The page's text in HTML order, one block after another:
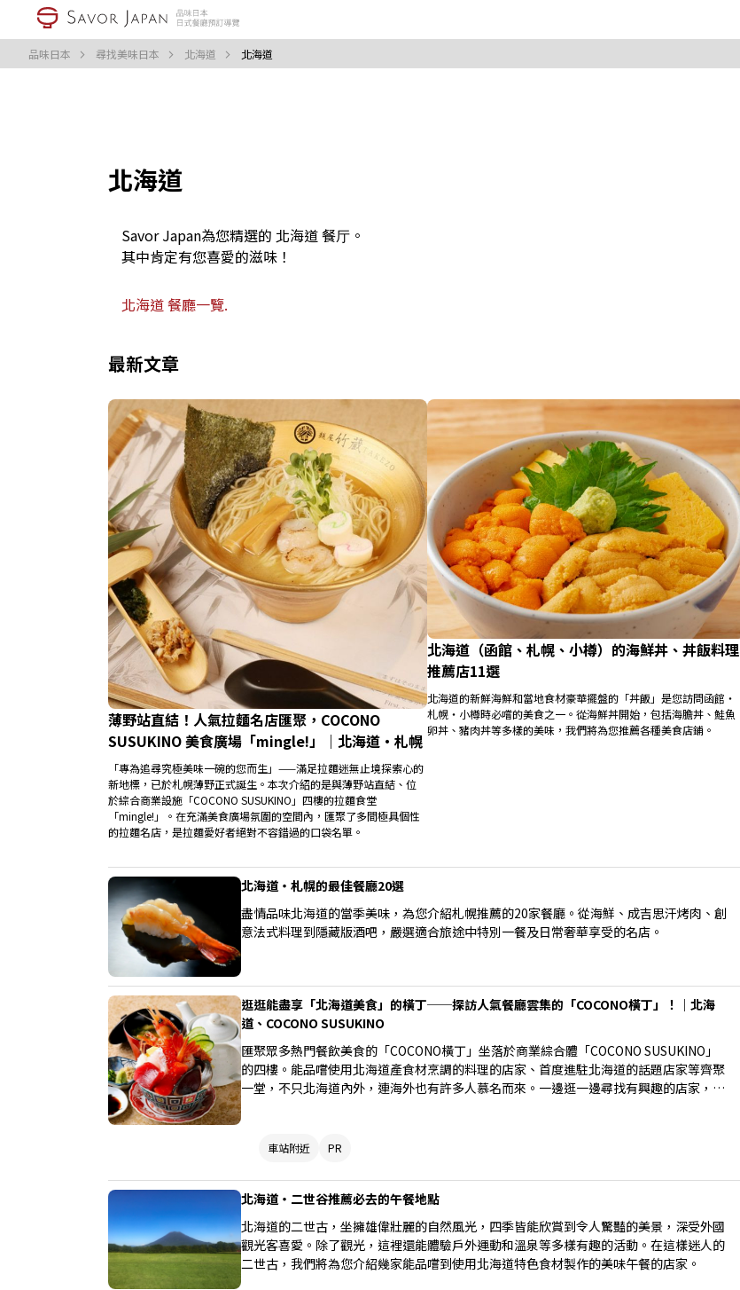
品味日本 尋找美味日本 北海道 北海道
北海道
Savor Japan為您精選的 北海道 餐厅。
其中肯定有您喜愛的滋味！
北海道 餐廳一覽.
最新文章
薄野站直結！人氣拉麵名店匯聚，COCONO
SUSUKINO 美食廣場「mingle!」｜北海道・札幌
「專為追尋究極美味一碗的您而生」——滿足拉麵迷無止境探索心的
新地標，已於札幌薄野正式誕生。本次介紹的是與薄野站直結、位
於綜合商業設施「COCONO SUSUKINO」四樓的拉麵食堂
「mingle!」。在充滿美食廣場氛圍的空間內，匯聚了多間極具個性
的拉麵名店，是拉麵愛好者絕對不容錯過的口袋名單。
北海道（函館、札幌、小樽）的海鮮丼、丼飯料理
推薦店11選
北海道的新鮮海鮮和當地食材豪華擺盤的「丼飯」是您訪問函館・
札幌・小樽時必嚐的美食之一。從海鮮丼開始，包括海膽丼、鮭魚
卵丼、豬肉丼等多樣的美味，我們將為您推薦各種美食店鋪。
北海道・札幌的最佳餐廳20選
盡情品味北海道的當季美味，為您介紹札幌推薦的20家餐廳。從海鮮、成吉思汗烤肉、創
意法式料理到隱藏版酒吧，嚴選適合旅途中特別一餐及日常奢華享受的名店。
逛逛能盡享「北海道美食」的橫丁──探訪人氣餐廳雲集的「COCONO橫丁」！｜北海
道、COCONO SUSUKINO
匯聚眾多熱門餐飲美食的「COCONO橫丁」坐落於商業綜合體「COCONO SUSUKINO」
的四樓。能品嚐使用北海道產食材烹調的料理的店家、首度進駐北海道的話題店家等齊聚
一堂，不只北海道內外，連海外也有許多人慕名而來。一邊逛一邊尋找有興趣的店家，在
車站附近 PR
北海道・二世谷推薦必去的午餐地點
北海道的二世古，坐擁雄偉壯麗的自然風光，四季皆能欣賞到令人驚豔的美景，深受外國
觀光客喜愛。除了觀光，這裡還能體驗戶外運動和溫泉等多樣有趣的活動。在這樣迷人的
二世古，我們將為您介紹幾家能品嚐到使用北海道特色食材製作的美味午餐的店家。